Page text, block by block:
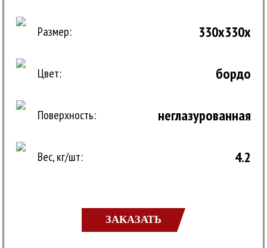
Размер: 330x330x
Цвет: бордо
Поверхность: неглазурованная
Вес, кг/шт: 4.2
ЗАКАЗАТЬ